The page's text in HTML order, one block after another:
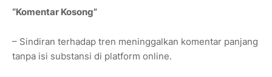
“Komentar Kosong”
– Sindiran terhadap tren meninggalkan komentar panjang
tanpa isi substansi di platform online.